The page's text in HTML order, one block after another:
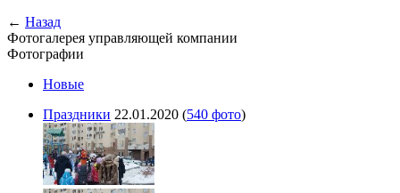
← Назад
Фотогалерея управляющей компании
Фотографии
Новые
Праздники 22.01.2020 (540 фото)